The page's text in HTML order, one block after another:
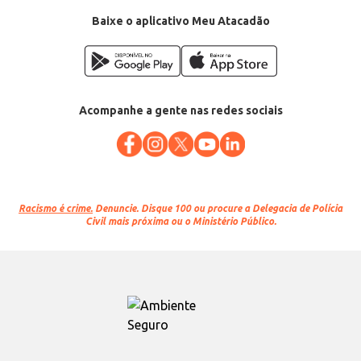
Baixe o aplicativo Meu Atacadão
Acompanhe a gente nas redes sociais
Racismo é crime. Denuncie. Disque 100 ou procure a Delegacia de Polícia
Civil mais próxima ou o Ministério Público.